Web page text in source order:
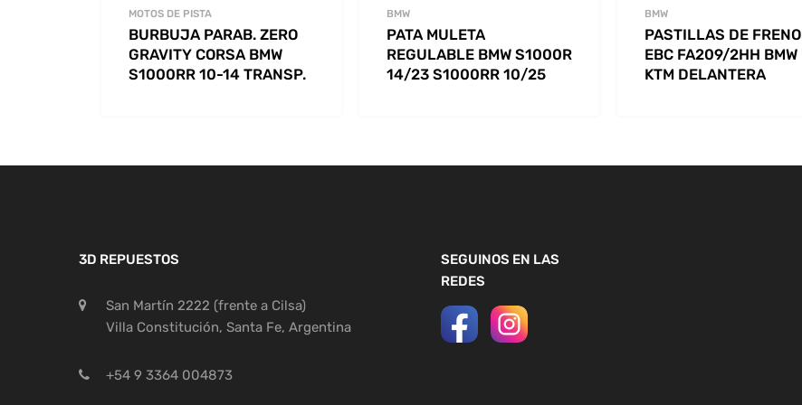
MOTOS DE PISTA
BURBUJA PARAB. ZERO
GRAVITY CORSA BMW
S1000RR 10-14 TRANSP.
BMW
PATA MULETA
REGULABLE BMW S1000R
14/23 S1000RR 10/25
BMW
PASTILLAS DE FRENO
EBC FA209/2HH BMW
KTM DELANTERA
3D REPUESTOS
San Martín 2222 (frente a Cilsa)
Villa Constitución, Santa Fe, Argentina
+54 9 3364 004873
SEGUINOS EN LAS
REDES